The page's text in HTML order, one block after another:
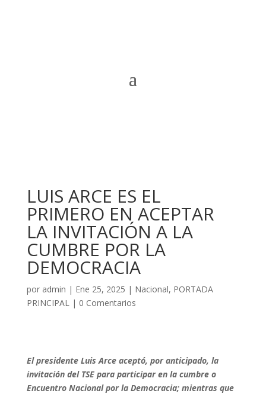
LUIS ARCE ES EL
PRIMERO EN ACEPTAR
LA INVITACIÓN A LA
CUMBRE POR LA
DEMOCRACIA
por admin | Ene 25, 2025 | Nacional, PORTADA
PRINCIPAL| 0 Comentarios
El presidente Luis Arce aceptó, por anticipado, la
invitación del TSE para participar en la cumbre o
Encuentro Nacional por la Democracia; mientras que